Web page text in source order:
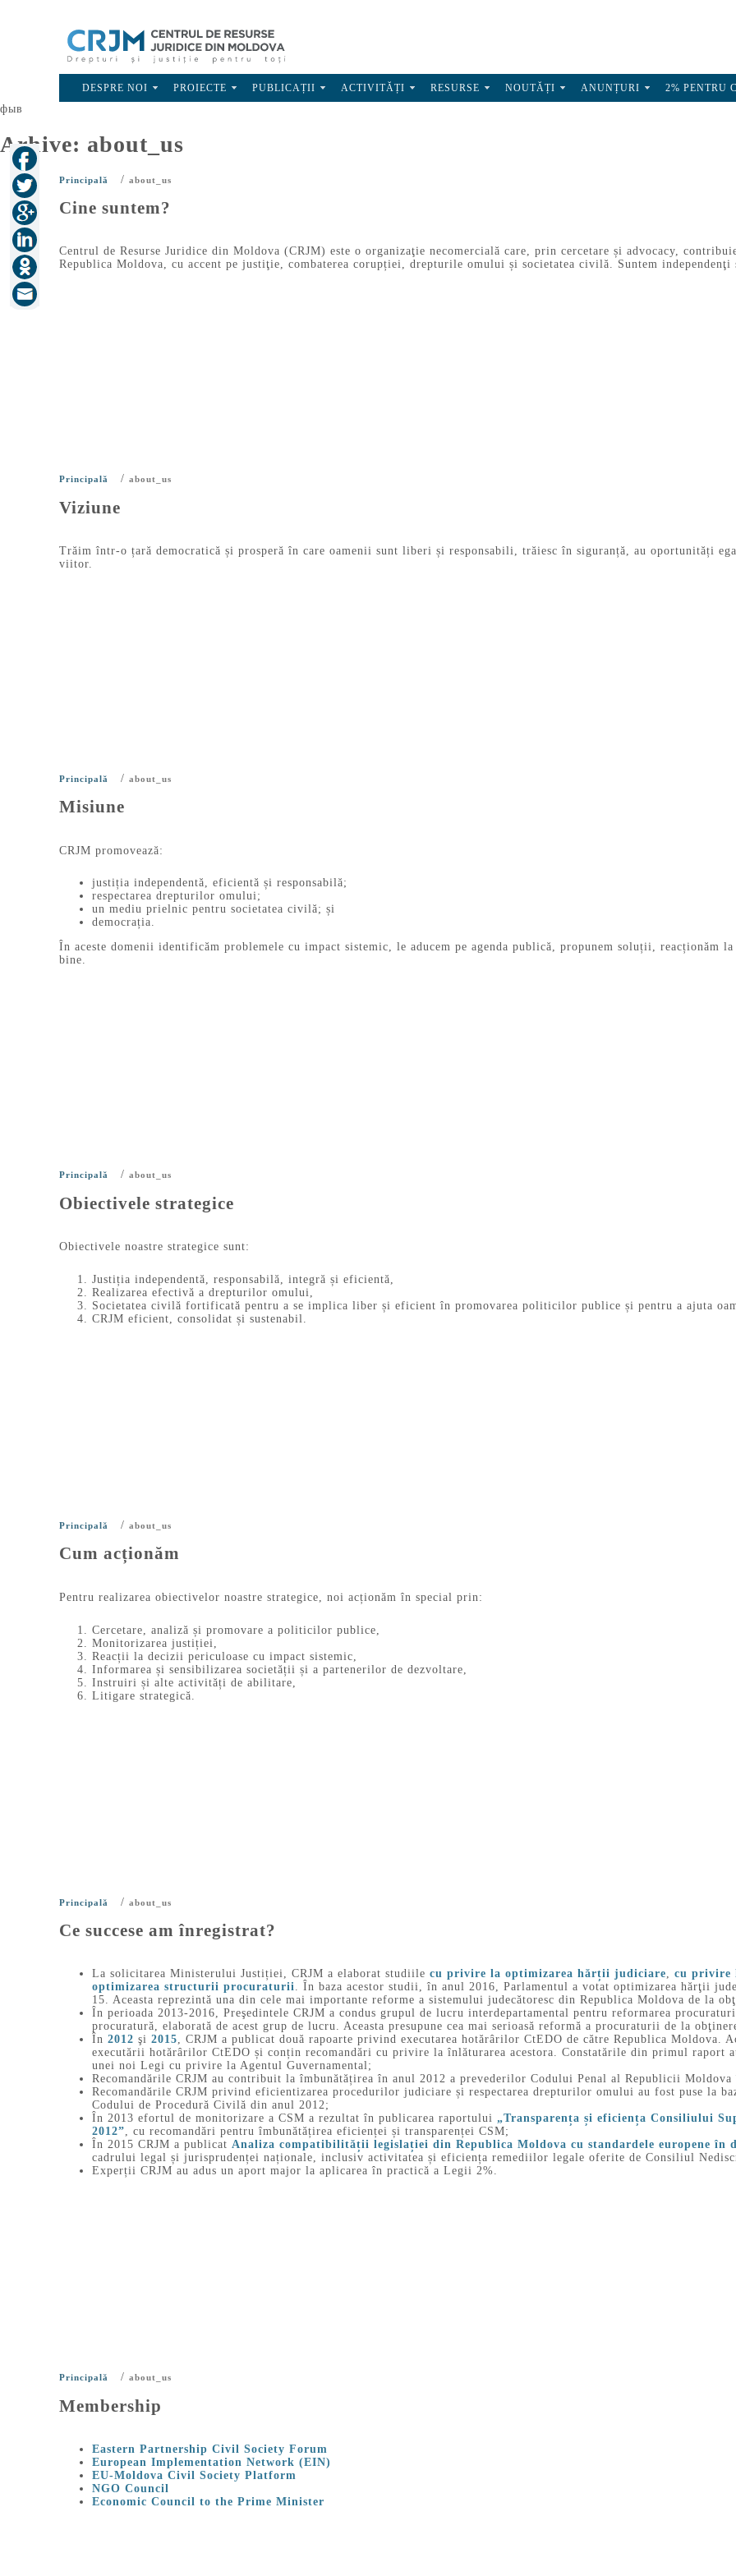
DESPRE NOI PROIECTE PUBLICAȚII ACTIVITĂȚI RESURSE NOUTĂȚI ANUNȚURI 2% PENTRU
фыв
Arhive: about_us
Principală / about_us
Cine suntem?
Centrul de Resurse Juridice din Moldova (CRJM) este o organizaţie necomercială care, prin cercetare și advocacy,
Republica Moldova, cu accent pe justiţie, combaterea corupției, drepturile omului și societatea civilă. Suntem
Principală / about_us
Viziune
Trăim într-o țară democratică și prosperă în care oamenii sunt liberi și responsabili, trăiesc în siguranță, au oportunități
viitor.
Principală / about_us
Misiune
CRJM promovează:
justiția independentă, eficientă și responsabilă;
respectarea drepturilor omului;
un mediu prielnic pentru societatea civilă; și
democrația.
În aceste domenii identificăm problemele cu impact sistemic, le aducem pe agenda publică, propunem soluții, reacționăm
bine.
Principală / about_us
Obiectivele strategice
Obiectivele noastre strategice sunt:
Justiția independentă, responsabilă, integră și eficientă,
Realizarea efectivă a drepturilor omului,
Societatea civilă fortificată pentru a se implica liber și eficient în promovarea politicilor publice și pentru a ajuta
CRJM eficient, consolidat și sustenabil.
Principală / about_us
Cum acționăm
Pentru realizarea obiectivelor noastre strategice, noi acționăm în special prin:
Cercetare, analiză și promovare a politicilor publice,
Monitorizarea justiției,
Reacții la decizii periculoase cu impact sistemic,
Informarea și sensibilizarea societății și a partenerilor de dezvoltare,
Instruiri și alte activități de abilitare,
Litigare strategică.
Principală / about_us
Ce succese am înregistrat?
La solicitarea Ministerului Justiției, CRJM a elaborat studiile cu privire la optimizarea hărții judiciare, cu privire
optimizarea structurii procuraturii. În baza acestor studii, în anul 2016, Parlamentul a votat optimizarea hărţii
15. Aceasta reprezintă una din cele mai importante reforme a sistemului judecătoresc din Republica Moldova de la
În perioada 2013-2016, Preşedintele CRJM a condus grupul de lucru interdepartamental pentru reformarea
procuratură, elaborată de acest grup de lucru. Aceasta presupune cea mai serioasă reformă a procuraturii de la
În 2012 şi 2015, CRJM a publicat două rapoarte privind executarea hotărârilor CtEDO de către Republica Moldova.
executării hotărârilor CtEDO și conțin recomandări cu privire la înlăturarea acestora. Constatările din primul raport
unei noi Legi cu privire la Agentul Guvernamental;
Recomandările CRJM au contribuit la îmbunătățirea în anul 2012 a prevederilor Codului Penal al Republicii
Recomandările CRJM privind eficientizarea procedurilor judiciare și respectarea drepturilor omului au fost puse la
Codului de Procedură Civilă din anul 2012;
În 2013 efortul de monitorizare a CSM a rezultat în publicarea raportului „Transparența și eficiența Consiliului
2012”, cu recomandări pentru îmbunătățirea eficienței și transparenței CSM;
În 2015 CRJM a publicat Analiza compatibilității legislației din Republica Moldova cu standardele europene
cadrului legal și jurisprudenței naționale, inclusiv activitatea și eficiența remediilor legale oferite de Consiliul
Experții CRJM au adus un aport major la aplicarea în practică a Legii 2%.
Principală / about_us
Membership
Eastern Partnership Civil Society Forum
European Implementation Network (EIN)
EU-Moldova Civil Society Platform
NGO Council
Economic Council to the Prime Minister